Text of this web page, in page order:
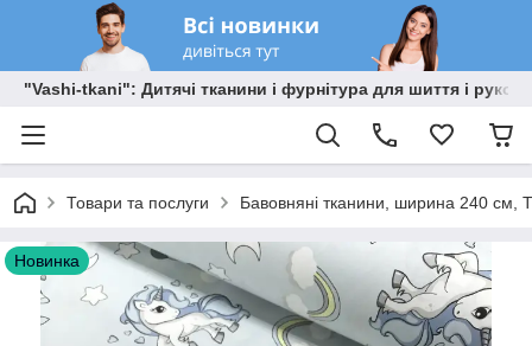
"Vashi-tkani": Дитячі тканини і фурнітура для шиття і
Товари та послуги Бавовняні тканини, ширина 240 см,
Новинка